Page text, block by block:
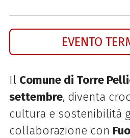
EVENTO
Il Comune di Torre
settembre, diventa
cultura e sostenibilità
collaborazione con